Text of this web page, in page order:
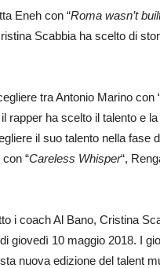
Eneh con “Roma wasn’t
Scabbia ha scelto di
tra Antonio Marino con
il rapper ha scelto il talento e
il suo talento nella fase
con “Careless Whisper“,
i coach Al Bano, Cristina
giovedì 10 maggio 2018. I
nuova edizione del talent